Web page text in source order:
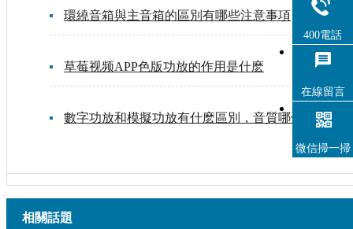
環繞音箱與主音箱的區別有哪些注意事項
草莓视频APP色版功放的作用是什麽
數字功放和模擬功放有什麽區別，音質哪個好
相關話題
400電話
在線留言
微信掃一掃